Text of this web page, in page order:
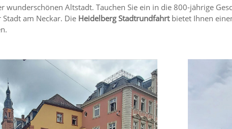
wunderschönen Altstadt. Tauchen Sie ein in die 800-jährige
am Neckar. Die Heidelberg Stadtrundfahrtbietet Ihnen